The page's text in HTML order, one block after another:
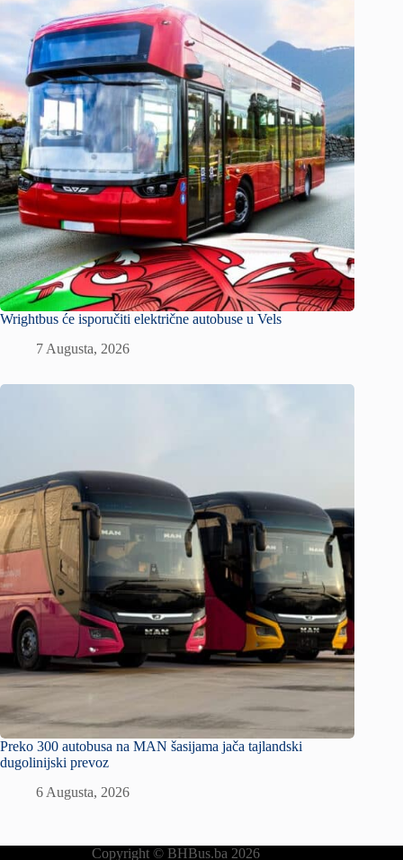
Wrightbus će isporučiti električne autobuse u Vels
7 Augusta, 2026
Preko 300 autobusa na MAN šasijama jača tajlandski
dugolinijski prevoz
6 Augusta, 2026
Copyright © BHBus.ba 2026